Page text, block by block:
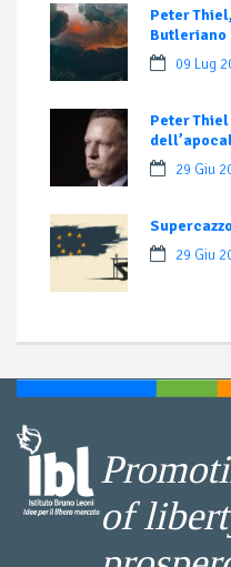
Peter
Butleriano
09 Lug
Peter
29 Giu
29 Giu
of